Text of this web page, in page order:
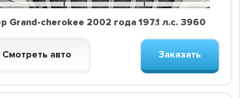
Grand-cherokee 2002 года 197.1 л.с. 3960
Смотреть авто Заказать